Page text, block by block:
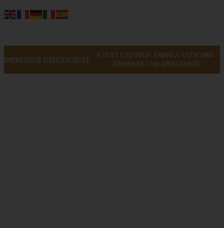
IMPRESSUM DATENSCHUTZ
@ TEXT UND BILD: ANDREA NATSCHKE |
ZIMTKEKS UND APFELTARTE